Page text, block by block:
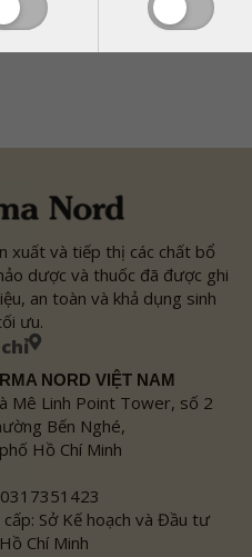
Carboxymethyl Cellulose
xuất và tiếp thị các chất bổ
dược và thuốc đã được ghi
an toàn và khả dụng sinh
ưu.
NORD VIỆT NAM
Mê Linh Point Tower, số 2
Bến Nghé,
Hồ Chí Minh
Sở Kế hoạch và Đầu tư
Chí Minh